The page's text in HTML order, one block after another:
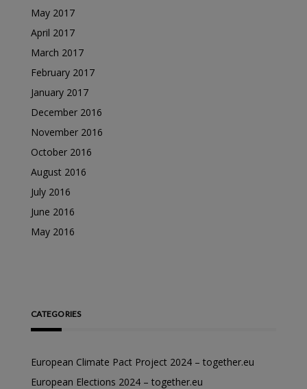
May 2017
April 2017
March 2017
February 2017
January 2017
December 2016
November 2016
October 2016
August 2016
July 2016
June 2016
May 2016
CATEGORIES
European Climate Pact Project 2024 – together.eu
European Elections 2024 – together.eu